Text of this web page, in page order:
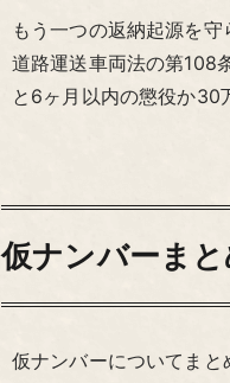
もう一つの返納起源を
道路運送車両法の第108
と6ヶ月以内の懲役か30
仮ナンバーま
仮ナンバーについてまと